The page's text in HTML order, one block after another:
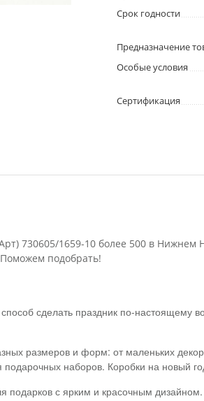
Срок годности
Предназначение
Особые условия
Сертификация
730605/1659-10 более 500 в
подобрать!
сделать праздник по-
размеров и форм: от маленьких
наборов. Коробки на новый
подарков с ярким и красочным